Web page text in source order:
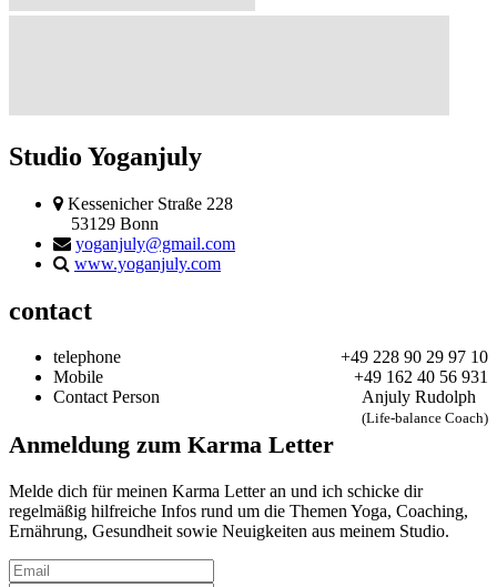
Studio Yoganjuly
Kessenicher Straße 228
53129 Bonn
yoganjuly@gmail.com
www.yoganjuly.com
contact
telephone
+49 228 90 29 97 10
Mobile
+49 162 40 56 931
Contact Person
Anjuly Rudolph
(Life-balance Coach)
Anmeldung zum Karma Letter
Melde dich für meinen Karma Letter an und ich schicke dir
regelmäßig hilfreiche Infos rund um die Themen Yoga, Coaching,
Ernährung, Gesundheit sowie Neuigkeiten aus meinem Studio.